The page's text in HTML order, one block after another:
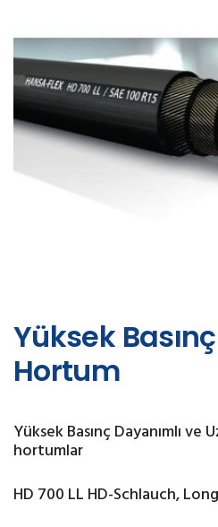
Yüksek
Hortum
Yüksek Basınç Dayanımlı
hortumlar
HD 700 LL HD-Schlauch,